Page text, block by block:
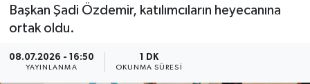
Başkan Şadi Özdemir, katılımcıların heyecanına
ortak oldu.
08.07.2026 - 16:50
YAYINLANMA
1 DK
OKUNMA SÜRESI